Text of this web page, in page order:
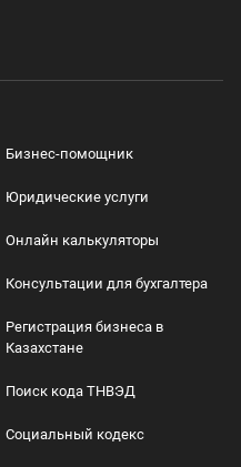
Бизнес-помощник
Юридические услуги
Онлайн калькуляторы
Консультации для бухгалтера
Регистрация бизнеса в
Казахстане
Поиск кода ТНВЭД
Социальный кодекс